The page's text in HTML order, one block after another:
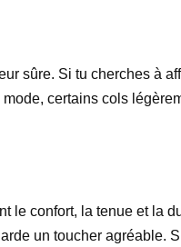
sûre. Si tu cherches à
certains cols
le confort, la tenue et la
un toucher agréable.